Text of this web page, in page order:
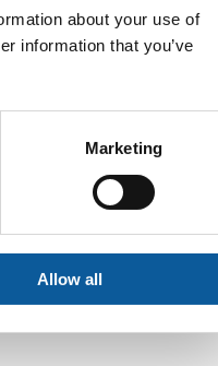
about your use of
information that you’ve
Marketing
Allow all
TRADUCCIÓN: